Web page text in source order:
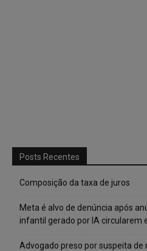
Posts Recentes
Composição da taxa de juros
Meta é alvo de denúncia após
infantil gerado por IA circularem
Advogado preso por suspeita